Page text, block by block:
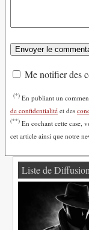
Me notifier des
(*) En publiant un
de confidentialité et des
(**) En cochant cette case,
cet article ainsi que notre
Liste de Diffusion